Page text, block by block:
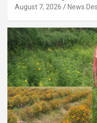
August 7, 2026 News